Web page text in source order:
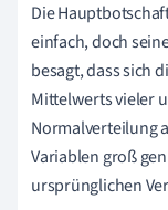
Die
einfach, doch
besagt, dass sich
Mittelwerts vieler
Normalverteilung
Variablen groß
ursprünglichen